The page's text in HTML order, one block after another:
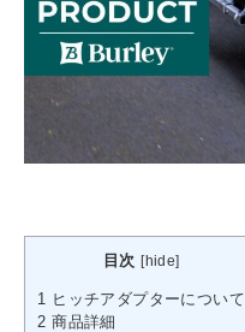
目次 [hide]
1
ヒッチアダプターについて
2 商品詳細